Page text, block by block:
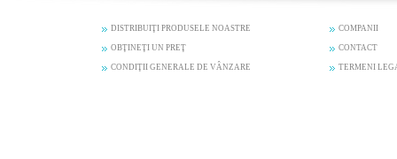
DISTRIBUIŢI PRODUSELE NOASTRE COMPANII
OBŢINEŢI UN PREŢ CONTACT
CONDIŢII GENERALE DE VÂNZARE TERMENI